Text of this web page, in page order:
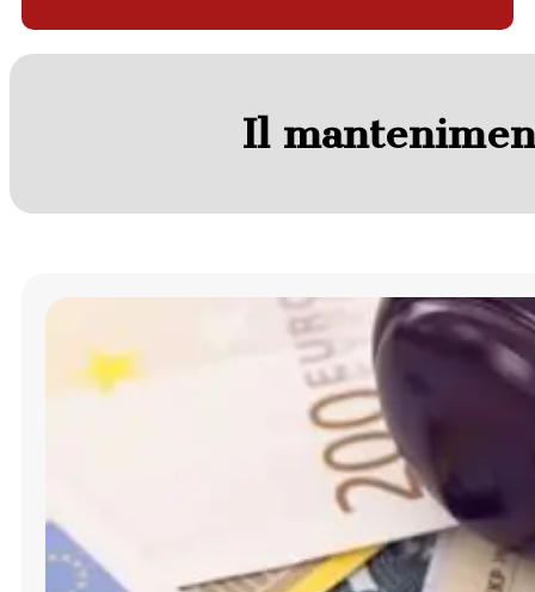
Il